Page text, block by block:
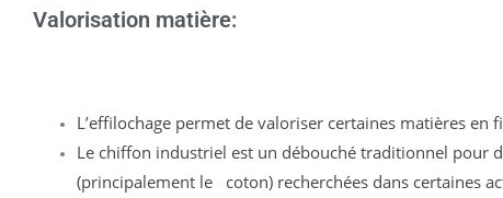
Valorisation matière:
L’effilochage permet de valoriser certaines matières en
Le chiffon industriel est un débouché traditionnel pour
(principalement le   coton) recherchées dans certaines